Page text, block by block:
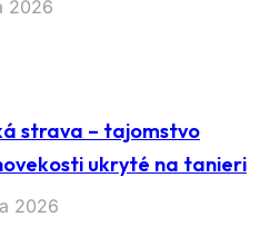
2026
strava – tajomstvo
ukryté na tanieri
2026